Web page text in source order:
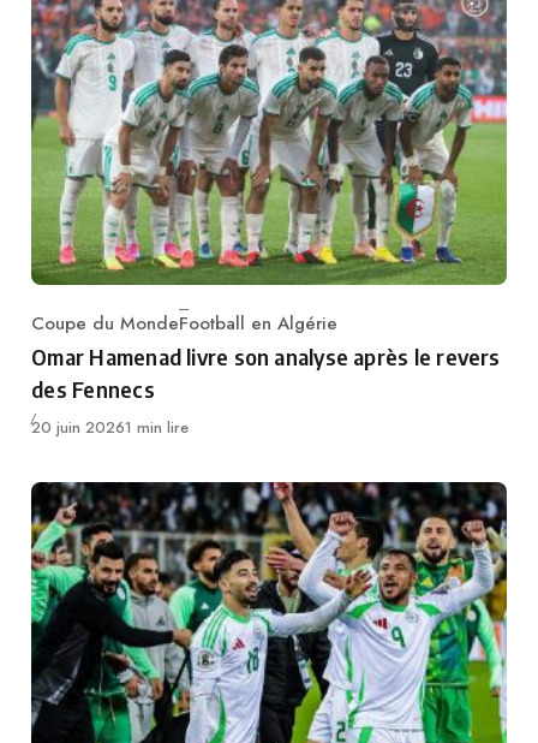
Category
Coupe du MondeFootball en Algérie
Omar Hamenad livre son analyse après le revers
des Fennecs
Publié
20 juin 20261 min lire